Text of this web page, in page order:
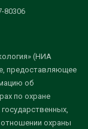
80306
(НИА
предоставляющее
об
по охране
охраны